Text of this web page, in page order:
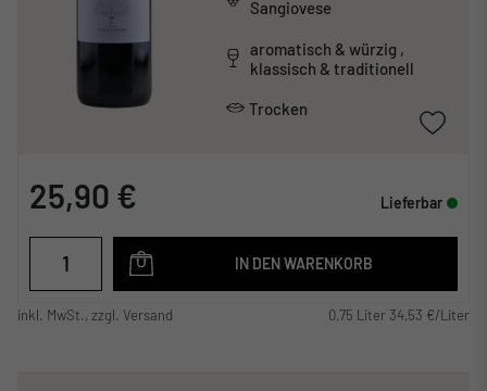
Sangiovese
aromatisch & würzig ,
klassisch & traditionell
Trocken
25,90 € Lieferbar
IN DEN WARENKORB
inkl. MwSt., zzgl. Versand 0,75 Liter 34,53 €/Liter